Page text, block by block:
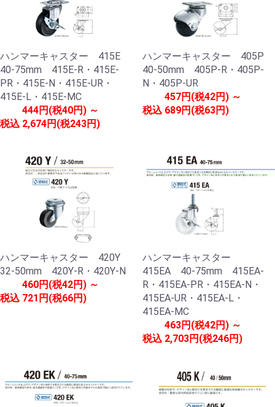
ハンマーキャスター 415E
40-75mm 415E-R・415E-
PR・415E-N・415E-UR・
415E-L・415E-MC
税込
444円(税40円) ～
2,674円(税243円)
ハンマーキャスター 405P
40-50mm 405P-R・405P-
N・405P-UR
税込
457円(税42円) ～
689円(税63円)
ハンマーキャスター 420Y
32-50mm 420Y-R・420Y-N
税込
460円(税42円) ～
721円(税66円)
ハンマーキャスター
415EA 40-75mm 415EA-
R・415EA-PR・415EA-N・
415EA-UR・415EA-L・
415EA-MC
税込
463円(税42円) ～
2,703円(税246円)